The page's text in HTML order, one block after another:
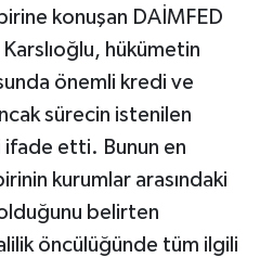
konuşan DAİMFED
hükümetin
önemli kredi ve
sürecin istenilen
etti. Bunun en
kurumlar arasındaki
belirten
öncülüğünde tüm ilgili